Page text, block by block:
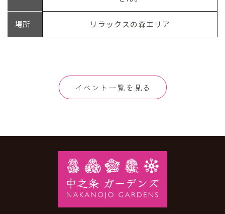
場所 リラックスの森エリア
イベント一覧を見る